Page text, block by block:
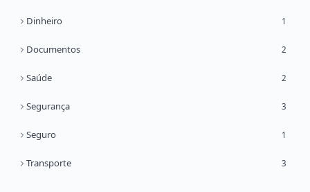
Dinheiro 1
Documentos 2
Saúde 2
Segurança 3
Seguro 1
Transporte 3